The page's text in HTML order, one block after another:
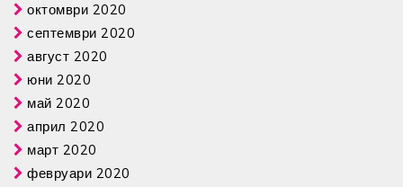
октомври 2020
септември 2020
август 2020
юни 2020
май 2020
април 2020
март 2020
февруари 2020